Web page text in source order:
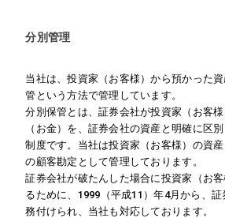
分別管理
当社は、投資家（お客様）から預かった
管という方法で管理しています。
分別保管とは、証券会社が投資家（お客
（お金）を、証券会社の資産と明確に区
制度です。当社は投資家（お客様）の資
の顧客勘定として管理しております。
証券会社が破たんした場合に投資家（お
るために、1999（平成11）年4月から、
務付けられ、当社も対応しております。